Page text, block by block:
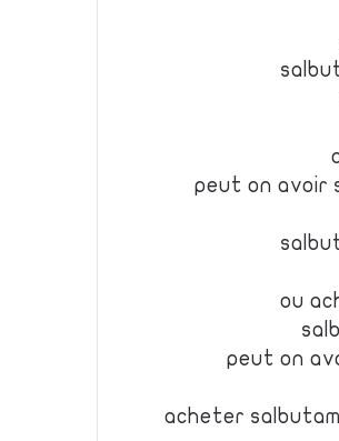
peut on avoir
ou
peut on
acheter